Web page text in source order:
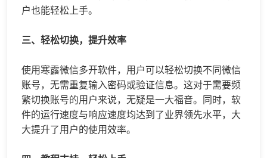
户也能轻松上手。
三、轻松切换，提升效率
使用寒露微信多开软件，用户可以轻松切换不同微信
账号，无需重复输入密码或验证信息。这对于需要频
繁切换账号的用户来说，无疑是一大福音。同时，软
件的运行速度与响应速度均达到了业界领先水平，大
大提升了用户的使用效率。